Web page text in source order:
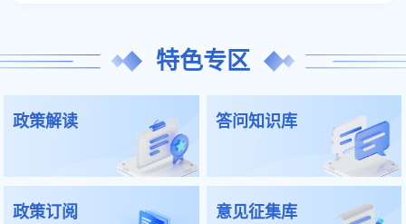
特色专区
政策解读 答问知识库
政策订阅 意见征集库